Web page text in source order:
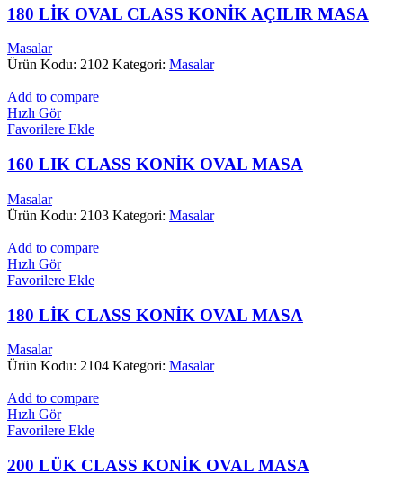
180 LİK OVAL CLASS KONİK AÇILIR MASA
Masalar
Ürün Kodu: 2102 Kategori: Masalar
Add to compare
Hızlı Gör
Favorilere Ekle
160 LIK CLASS KONİK OVAL MASA
Masalar
Ürün Kodu: 2103 Kategori: Masalar
Add to compare
Hızlı Gör
Favorilere Ekle
180 LİK CLASS KONİK OVAL MASA
Masalar
Ürün Kodu: 2104 Kategori: Masalar
Add to compare
Hızlı Gör
Favorilere Ekle
200 LÜK CLASS KONİK OVAL MASA